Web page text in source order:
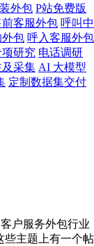
外包 P站免费版
前客服外包 呼叫中
外包 呼入客服外包
研究 电话调研
采集 AI 大模型
定制数据集交付
户服务外包行业
些主题上有一个帖